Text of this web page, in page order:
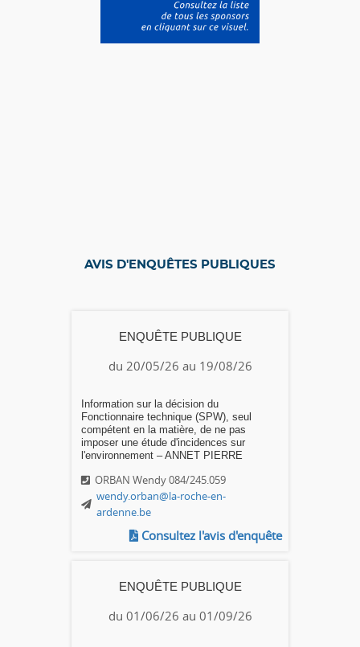
AVIS D'ENQUÊTES PUBLIQUES
ENQUÊTE PUBLIQUE
du 20/05/26 au 19/08/26
Information sur la décision du
Fonctionnaire technique (SPW), seul
compétent en la matière, de ne pas
imposer une étude d'incidences sur
l'environnement – ANNET PIERRE
ORBAN Wendy 084/245.059
wendy.orban@la-roche-en-
ardenne.be
Consultez l'avis d'enquête
ENQUÊTE PUBLIQUE
du 01/06/26 au 01/09/26